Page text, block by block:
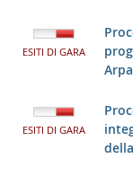
ESITI DI GARA
ESITI DI GARA